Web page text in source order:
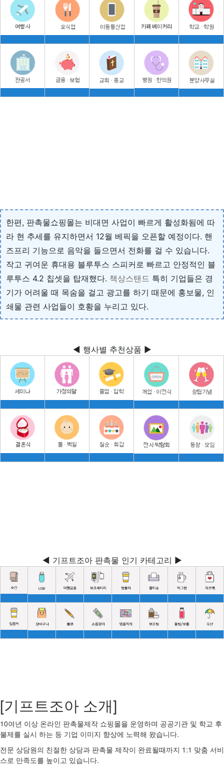
한편, 판촉물쇼핑몰는 비대면 사업이 빠르게 활성화됨에 따
라 현 추세를 유지하면서 12월 베픽을 오픈할 예정이다. 핸
즈프리 기능으로 음악을 들으면서 전화를 걸 수 있습니다.
작고 귀여운 휴대용 블루투스 스피커로 빠르고 안정적인 블
루투스 4.2 칩셋을 탑재했다. 책상스탠드 특히 기업들은 경
기가 어려울 때 목숨을 걸고 광고를 하기 때문에 홍보물, 인
쇄물 관련 사업들이 호황을 누리고 있다.
◀ 행사별 추천상품 ▶
◀ 기프트조아 판촉물 인기 카테고리 ▶
[기프트조아 소개]
10여년 이상 온라인 판촉물제작 쇼핑몰을 운영하며 공공기관 및 학교 후
불제를 실시 하는 등 기업 이미지 향상에 노력해 왔습니다.
전문 상담원의 친절한 상담과 판촉물 제작이 완료될때까지 1:1 맞춤 서비
스로 만족도를 높이고 있습니다.